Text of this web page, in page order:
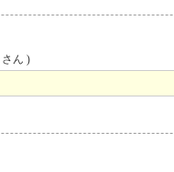
さん )